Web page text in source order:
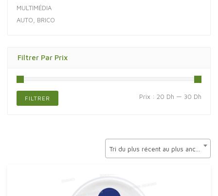
MULTIMÉDIA
AUTO, BRICO
Filtrer Par Prix
FILTRER Prix : 20 Dh — 30 Dh